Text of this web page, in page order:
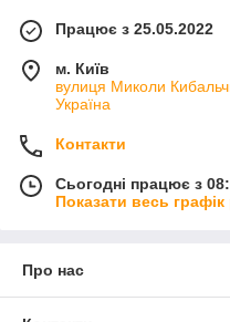
Працює з 25.05.2022
м. Київ
вулиця Миколи
Україна
Контакти
Сьогодні працює з
Показати весь
Про нас